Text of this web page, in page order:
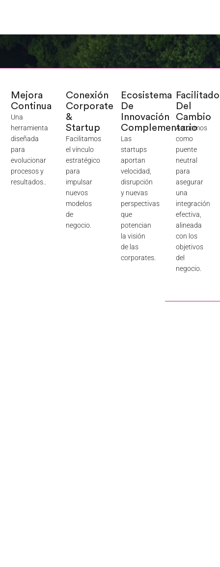
Mejora
Continua
Una
herramienta
diseñada
para
evolucionar
procesos y
resultados..
Conexión
Corporate
&
Startup
Facilitamos
el vínculo
estratégico
para
impulsar
nuevos
modelos
de
negocio.
Ecosistema
De
Innovación
Complementario
Las
startups
aportan
velocidad,
disrupción
y nuevas
perspectivas
que
potencian
la visión
de las
corporates.
Del
Cambio
Actuamos
como
puente
neutral
para
asegurar
una
integración
efectiva,
alineada
con los
objetivos
del
negocio.